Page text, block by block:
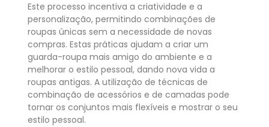
Este processo incentiva a criatividade e a
personalização, permitindo combinações de
roupas únicas sem a necessidade de novas
compras. Estas práticas ajudam a criar um
guarda-roupa mais amigo do ambiente e a
melhorar o estilo pessoal, dando nova vida a
roupas antigas. A utilização de técnicas de
combinação de acessórios e de camadas pode
tornar os conjuntos mais flexíveis e mostrar o seu
estilo pessoal.